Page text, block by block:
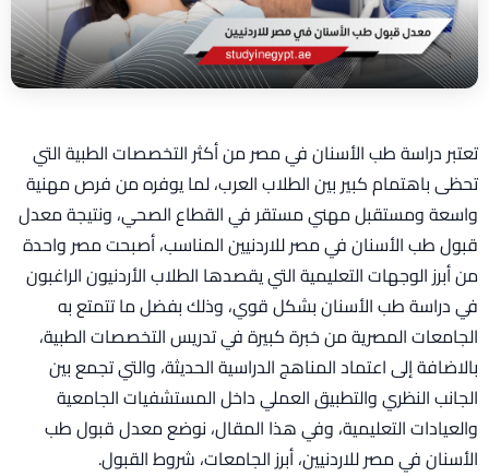
تعتبر دراسة طب الأسنان في مصر من أكثر التخصصات الطبية التي
تحظى باهتمام كبير بين الطلاب العرب، لما يوفره من فرص مهنية
واسعة ومستقبل مهني مستقر في القطاع الصحي، ونتيجة معدل
قبول طب الأسنان في مصر للاردنيين المناسب، أصبحت مصر واحدة
من أبرز الوجهات التعليمية التي يقصدها الطلاب الأردنيون الراغبون
في دراسة طب الأسنان بشكل قوي، وذلك بفضل ما تتمتع به
الجامعات المصرية من خبرة كبيرة في تدريس التخصصات الطبية،
بالاضافة إلى اعتماد المناهج الدراسية الحديثة، والتي تجمع بين
الجانب النظري والتطبيق العملي داخل المستشفيات الجامعية
والعيادات التعليمية، وفي هذا المقال، نوضع معدل قبول طب
الأسنان في مصر للاردنيين، أبرز الجامعات، شروط القبول.